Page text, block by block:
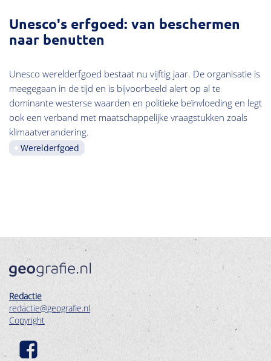
Unesco's erfgoed: van beschermen
naar benutten
Unesco werelderfgoed bestaat nu vijftig jaar. De organisatie is
meegegaan in de tijd en is bijvoorbeeld alert op al te
dominante westerse waarden en politieke beïnvloeding en legt
ook een verband met maatschappelijke vraagstukken zoals
klimaatverandering.
Werelderfgoed
Redactie
redactie@geografie.nl
Copyright